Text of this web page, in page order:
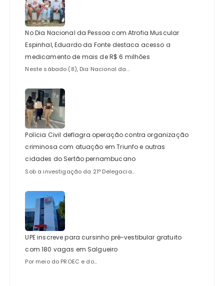
No Dia Nacional da Pessoa com Atrofia Muscular
Espinhal, Eduardo da Fonte destaca acesso a
medicamento de mais de R$ 6 milhões
Neste sábado (8), Dia Nacional da...
Polícia Civil deflagra operação contra organização
criminosa com atuação em Triunfo e outras
cidades do Sertão pernambucano
Sob a investigação da 21ª Delegacia...
UPE inscreve para cursinho pré-vestibular gratuito
com 180 vagas em Salgueiro
Por meio do PROEC e do...